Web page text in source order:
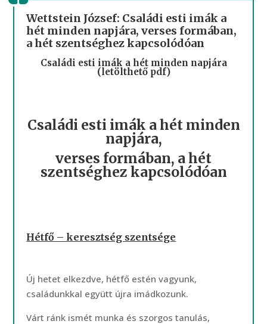
Wettstein József: Családi esti imák a
hét minden napjára, verses formában,
a hét szentséghez kapcsolódóan
Családi esti imák a hét minden napjára
(letölthető pdf)
Családi esti imák a hét minden
napjára,
verses formában, a hét
szentséghez kapcsolódóan
Hétfő – keresztség szentsége
Új hetet elkezdve, hétfő estén vagyunk,
családunkkal együtt újra imádkozunk.
Várt ránk ismét munka és szorgos tanulás,